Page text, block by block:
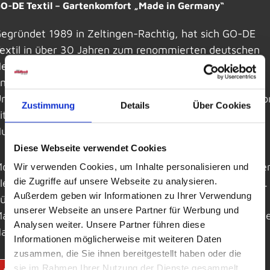
Zustimmung Details Über Cookies
Diese Webseite verwendet Cookies
Wir verwenden Cookies, um Inhalte personalisieren und
die Zugriffe auf unsere Webseite zu analysieren.
Außerdem geben wir Informationen zu Ihrer Verwendung
unserer Webseite an unsere Partner für Werbung und
Analysen weiter. Unsere Partner führen diese
Informationen möglicherweise mit weiteren Daten
zusammen, die Sie ihnen bereitgestellt haben oder die
DE Textil – Gartenkomfort „Made in Germany“
1989 in Zeltingen-Rachtig, hat sich GO-DE
in über 30 Jahren zum renommierten deutschen
hochwertiger Gartenkissen und Sitzauflagen
Als erfahrener Partner überzeugt das
mit Öko-Tex-zertifizierten Produkten –
und Palettenauflagen über Dekokissen bis hin zu
Sonnensegeln und mehr.
Produktion am Hochmoselübergang
schnelle Lieferung und zuverlässige Qualität.
Sie bedeutet das: stilvolle Designs, robuste
und komfortabler Sitzkomfort – alles aus